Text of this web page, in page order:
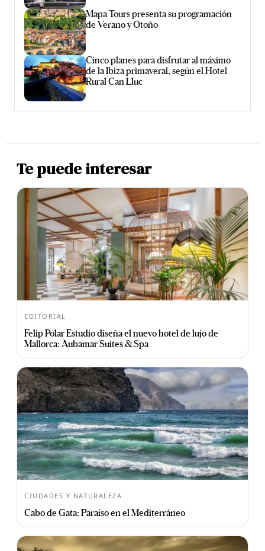
Mapa Tours presenta su programación
de Verano y Otoño
Cinco planes para disfrutar al máximo
de la Ibiza primaveral, según el Hotel
Rural Can Lluc
Te puede interesar
EDITORIAL
Felip Polar Estudio diseña el nuevo hotel de lujo de
Mallorca: Aubamar Suites & Spa
CIUDADES Y NATURALEZA
Cabo de Gata: Paraíso en el Mediterráneo